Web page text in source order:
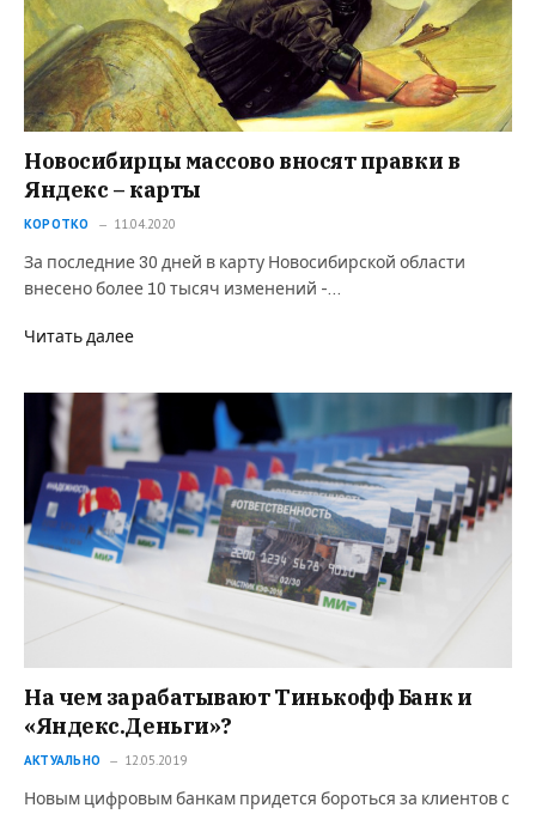
Новосибирцы массово вносят правки в
Яндекс – карты
КОРОТКО 11.04.2020
За последние 30 дней в карту Новосибирской области
внесено более 10 тысяч изменений -…
Читать далее
На чем зарабатывают Тинькофф Банк и
«Яндекс.Деньги»?
АКТУАЛЬНО 12.05.2019
Новым цифровым банкам придется бороться за клиентов с